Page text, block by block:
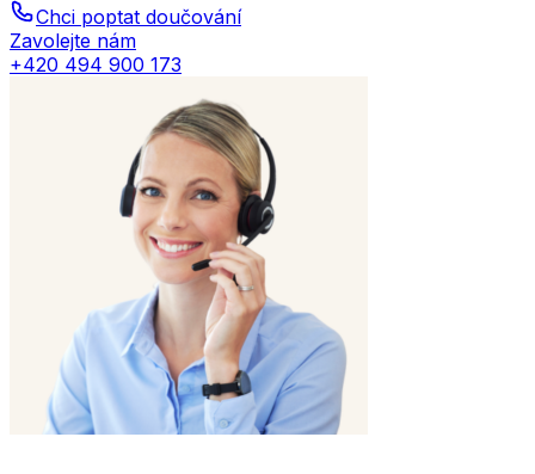
Chci poptat doučování
Zavolejte nám
+420 494 900 173